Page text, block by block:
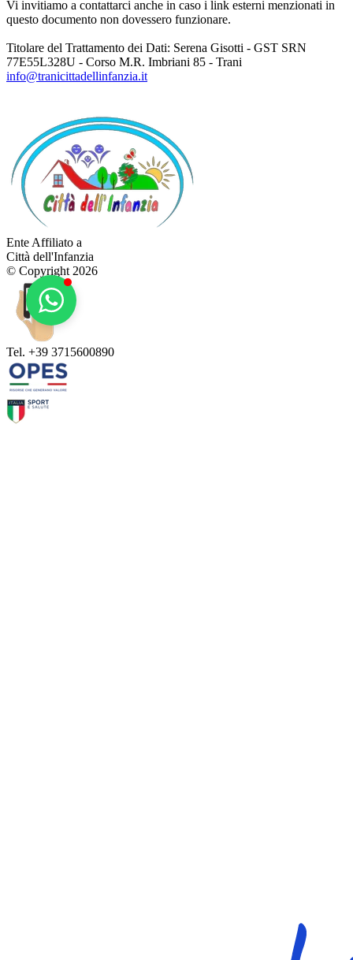
Vi invitiamo a contattarci anche in caso i link esterni menzionati in
questo documento non dovessero funzionare.
Titolare del Trattamento dei Dati: Serena Gisotti - GST SRN
77E55L328U - Corso M.R. Imbriani 85 - Trani
info@tranicittadellinfanzia.it
Ente Affiliato a
Città dell'Infanzia
© Copyright 2026
Tel. +39 3715600890